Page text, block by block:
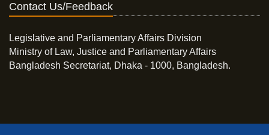
Contact Us/Feedback
Legislative and Parliamentary Affairs Division
Ministry of Law, Justice and Parliamentary Affairs
Bangladesh Secretariat, Dhaka - 1000, Bangladesh.